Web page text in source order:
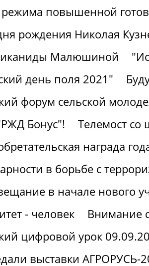
повышенной
рождения Николая
Малюшиной
день поля 2021"
форум сельской
Бонус"!
Телемост
награда
в борьбе с
в начале нового
- человек
Внимание
цифровой урок
выставки АГРОРУСЬ-